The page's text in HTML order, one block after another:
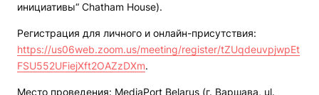
инициативы“ Chatham House).
Регистрация для личного и онлайн-присутствия:
https://us06web.zoom.us/meeting/register/tZUqdeuvpjwpEt
FSU552UFiejXft2OAZzDXm.
Место проведения: MediaPort Belarus (г. Варшава, ul.